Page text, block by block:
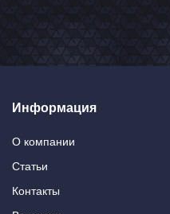
Информация
О компании
Статьи
Контакты